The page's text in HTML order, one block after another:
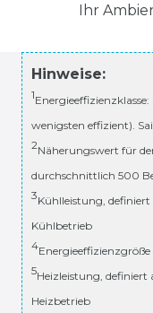
Ihr
Hinweise:
1
wenigsten effizient).
2Näherungswert für
durchschnittlich 500
3Kühlleistung,
Kühlbetrieb
4
5Heizleistung, definiert
Heizbetrieb